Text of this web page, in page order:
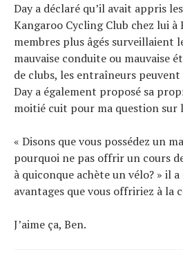
Day a déclaré qu’il avait appris
Kangaroo Cycling Club chez lui à
membres plus âgés surveillaient
mauvaise conduite ou mauvaise
de clubs, les entraîneurs
Day a également proposé sa
moitié cuit pour ma question sur
« Disons que vous possédez un
pourquoi ne pas offrir un cours
à quiconque achète un vélo? » il
avantages que vous offririez à la
J’aime ça, Ben.